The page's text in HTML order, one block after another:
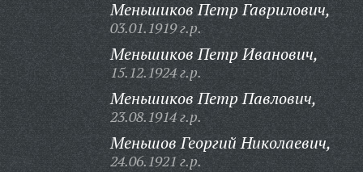
Меньшиков Петр Гаврилович,
03.01.1919 г.р.
Меньшиков Петр Иванович,
15.12.1924 г.р.
Меньшиков Петр Павлович,
23.08.1914 г.р.
Меньшов Георгий Николаевич,
24.06.1921 г.р.